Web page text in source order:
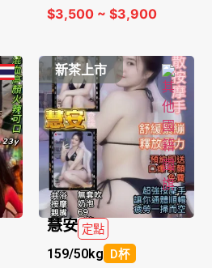
$3,500 ~ $3,900
新茶上市
慧安 定點
159/50kg D杯